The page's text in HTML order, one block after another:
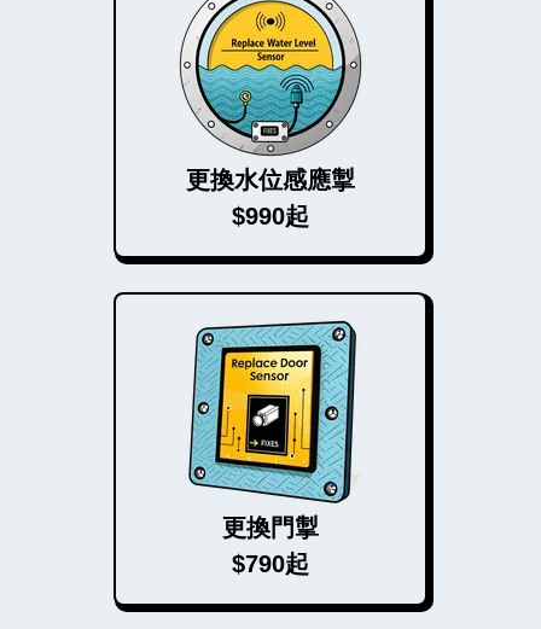
更換水位感應掣
$990起
更換門掣
$790起